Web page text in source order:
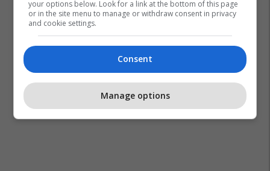
your options below. Look for a link at the bottom of this page
or in the site menu to manage or withdraw consent in privacy
and cookie settings.
Consent
Manage options